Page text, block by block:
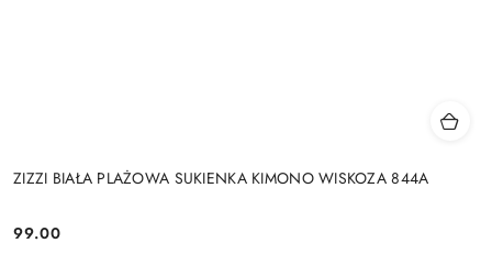
ZIZZI BIAŁA PLAŻOWA SUKIENKA KIMONO WISKOZA 844A
Cena:
99.00